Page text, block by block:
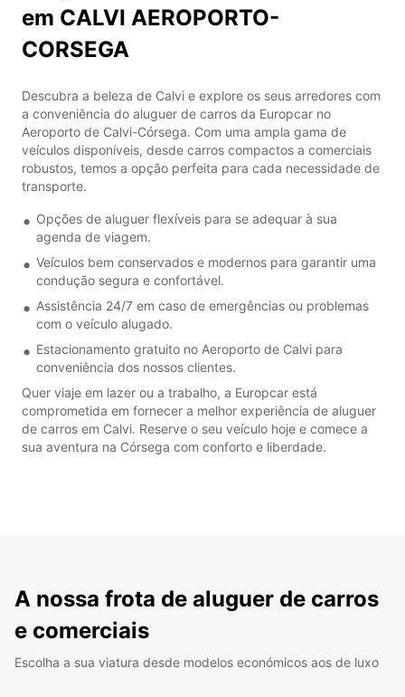
em CALVI AEROPORTO-
CORSEGA
Descubra a beleza de Calvi e explore os seus arredores com
a conveniência do aluguer de carros da Europcar no
Aeroporto de Calvi-Córsega. Com uma ampla gama de
veículos disponíveis, desde carros compactos a comerciais
robustos, temos a opção perfeita para cada necessidade de
transporte.
Opções de aluguer flexíveis para se adequar à sua
agenda de viagem.
Veículos bem conservados e modernos para garantir uma
condução segura e confortável.
Assistência 24/7 em caso de emergências ou problemas
com o veículo alugado.
Estacionamento gratuito no Aeroporto de Calvi para
conveniência dos nossos clientes.
Quer viaje em lazer ou a trabalho, a Europcar está
comprometida em fornecer a melhor experiência de aluguer
de carros em Calvi. Reserve o seu veículo hoje e comece a
sua aventura na Córsega com conforto e liberdade.
A nossa frota de aluguer de carros
e comerciais
Escolha a sua viatura desde modelos económicos aos de luxo